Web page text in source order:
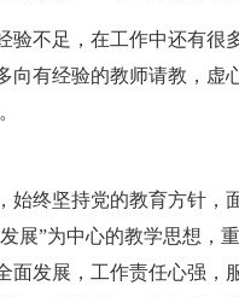
验不足，在工作中还有很
向有经验的教师请教，虚
终坚持党的教育方针，
展”为中心的教学思想，
面发展，工作责任心强，